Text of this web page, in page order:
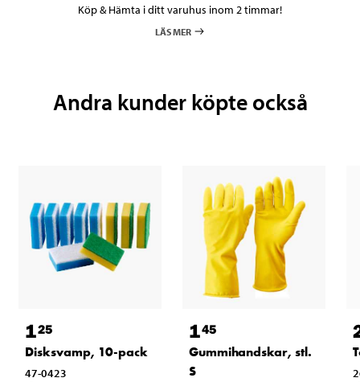
Köp & Hämta i ditt varuhus inom 2 timmar!
LÄS MER
Andra kunder köpte också
125
Disksvamp, 10-pack
47-0423
145
Gummihandskar, stl.
S